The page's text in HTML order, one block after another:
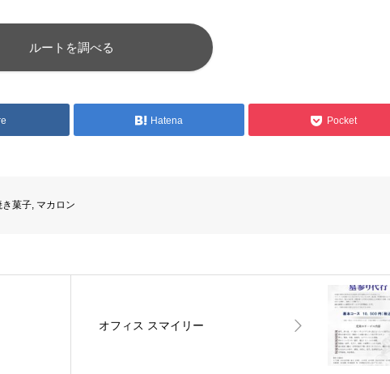
ルートを調べる
Hatena Pocket
き菓子 マカロン
オフィス スマイリー